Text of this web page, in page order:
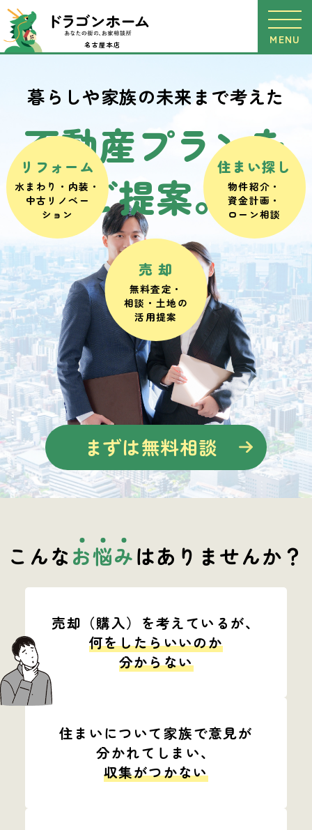
名古屋本店 MENU
暮らしや家族の未来まで考えた
不動産プランを
ご提案。
リフォーム
水まわり・内装・
中古リノベー
ション
売 却
無料査定・
相談・ 土地の
活用提案
住まい探し
物件紹介・
資金計画・
ローン相談
まずは無料相談
こんなお悩みはありませんか？
売却（購入）を考えているが、
何をしたらいいのか
分からない
住まいについて家族で意見が
分かれてしまい、
収集がつかない